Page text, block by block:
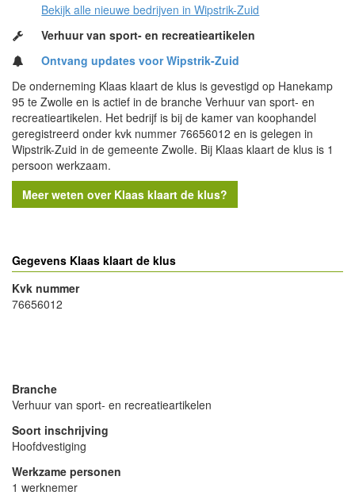
Bekijk alle nieuwe bedrijven in Wipstrik-Zuid
Verhuur van sport- en recreatieartikelen
Ontvang updates voor Wipstrik-Zuid
De onderneming Klaas klaart de klus is gevestigd op Hanekamp
95 te Zwolle en is actief in de branche Verhuur van sport- en
recreatieartikelen. Het bedrijf is bij de kamer van koophandel
geregistreerd onder kvk nummer 76656012 en is gelegen in
Wipstrik-Zuid in de gemeente Zwolle. Bij Klaas klaart de klus is 1
persoon werkzaam.
Meer weten over Klaas klaart de klus?
Gegevens Klaas klaart de klus
Kvk nummer
76656012
Branche
Verhuur van sport- en recreatieartikelen
Soort inschrijving
Hoofdvestiging
Werkzame personen
1 werknemer